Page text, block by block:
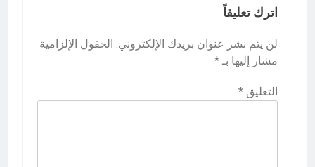
اترك تعليقاً
لن يتم نشر عنوان بريدك الإلكتروني. الحقول الإلزامية
مشار إليها بـ *
التعليق *